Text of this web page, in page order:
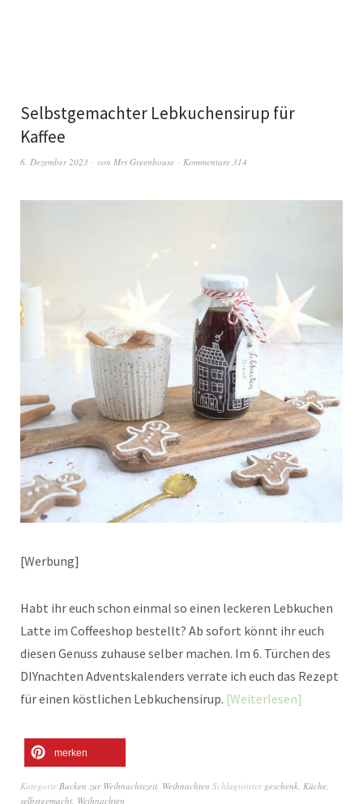
Selbstgemachter Lebkuchensirup für
Kaffee
6. Dezember 2023 von Mrs Greenhouse Kommentare 314
[Werbung]
Habt ihr euch schon einmal so einen leckeren Lebkuchen
Latte im Coffeeshop bestellt? Ab sofort könnt ihr euch
diesen Genuss zuhause selber machen. Im 6. Türchen des
DIYnachten Adventskalenders verrate ich euch das Rezept
für einen köstlichen Lebkuchensirup. Weiterlesen
merken
Kategorie Backen zur Weihnachtszeit, Weihnachten Schlagwörter geschenk, Küche,
selbstgemacht, Weihnachten